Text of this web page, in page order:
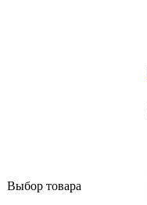
Выбор товара